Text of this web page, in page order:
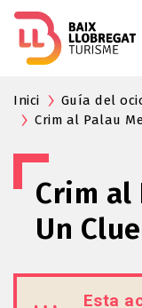
Inici
Guía del
Crim al Palau
Crim al
Un
Esta